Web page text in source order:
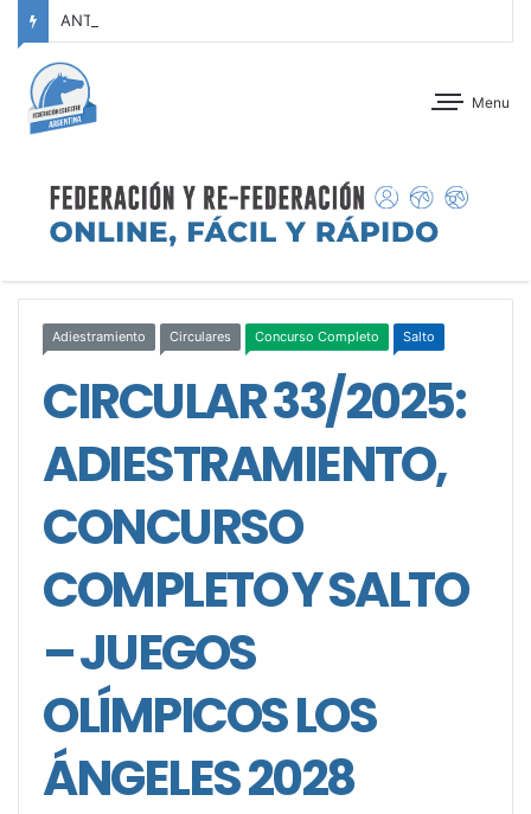
Menu
Adiestramiento Circulares Concurso Completo Salto
CIRCULAR 33/2025:
ADIESTRAMIENTO,
CONCURSO
COMPLETO Y SALTO
– JUEGOS
OLÍMPICOS LOS
ÁNGELES 2028